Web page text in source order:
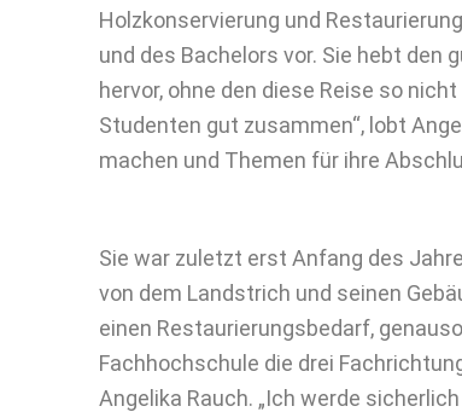
Holzkonservierung und
und des Bachelors vor. Sie hebt den
hervor, ohne den diese Reise so
Studenten gut zusammen“, lobt
machen und Themen für ihre
Sie war zuletzt erst Anfang des
von dem Landstrich und seinen
einen Restaurierungsbedarf,
Fachhochschule die drei
Angelika Rauch. „Ich werde